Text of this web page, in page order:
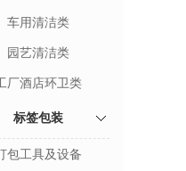
车用清洁类
园艺清洁类
厂酒店环卫类
标签包装
包工具及设备